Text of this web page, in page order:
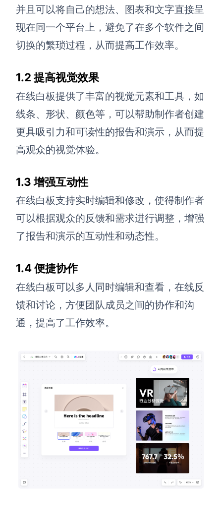
在线白板
涂鸦画板
敏捷实践
客户旅程图
路线图
UML图
数据流图
情绪板
查看所有场景
创意与绘图
AI生成思维导图
AI生成流程图
AI生成组织结构图
战略与流程设计
AI生成商业画布
AI生成SWOT分析
AI生成5Why分析
AI生成时间管理四象限
AI生成胜任力模型
AI生成价值链
智能创作
并且可以将自己的想法、图表和文字直接呈
现在同一个平台上，避免了在多个软件之间
切换的繁琐过程，从而提高工作效率。
1.2 提高视觉效果
在线白板提供了丰富的视觉元素和工具，如
线条、形状、颜色等，可以帮助制作者创建
更具吸引力和可读性的报告和演示，从而提
高观众的视觉体验。
1.3 增强互动性
在线白板支持实时编辑和修改，使得制作者
可以根据观众的反馈和需求进行调整，增强
了报告和演示的互动性和动态性。
1.4 便捷协作
在线白板可以多人同时编辑和查看， 在线反
馈和讨论， 方便团队成员之间的协作和沟
通，提高了工作效率。